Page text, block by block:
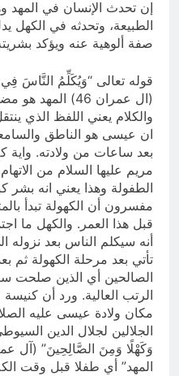
إن تحدث الإنسان في المهد
الطبيعة، وتحدثه في الكهل
صفة ألوهية عنه ويؤكد
قوله تعالى “وَيُكَلِّمُ النَّاسَ
(ال عمران 46)
والكلام يعني اللفظ الذي
ان عيسى هو الناطق
بعد ساعات من ولادته. واية
مريم عليها السلام من
الطفولة وهذا يعني انه بشر
قبل هذا العمر. والكهل ما
أنه سيكلم الناس بعد
تأتي بعد مرحلة الكهولة ثم
الصالحين أي الذين صلحت
الرتب العالية. ورد أن
مكان ولادة عيسى عليه
الجلالين لجلال الدين
المهد” أي طفلا قبل وقت